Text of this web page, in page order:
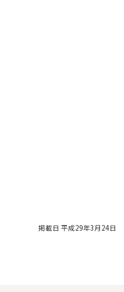
掲載日 平成29年3月24日